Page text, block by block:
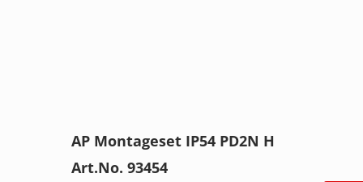
AP Montageset IP54 PD2N H
Art.No. 93454